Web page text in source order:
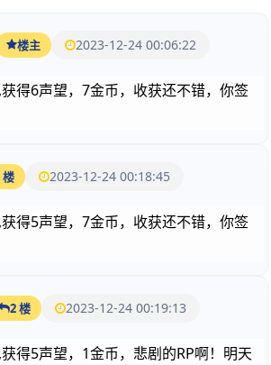
楼主 2023-12-24 00:06:22
得6声望，7金币，收获还不错，你签
楼 2023-12-24 00:18:45
得5声望，7金币，收获还不错，你签
2 楼 2023-12-24 00:19:13
得5声望，1金币，悲剧的RP啊！明天